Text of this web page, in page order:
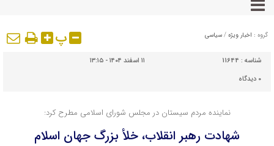
گروه : اخبار ویژه / سیاسی پ
شناسه : 11644
۱۱ اسفند ۱۴۰۴ - ۱۳:۱۵
۰ دیدگاه
نماینده مردم سیستان در مجلس شورای اسلامی مطرح کرد:
شهادت رهبر انقلاب، خلأ بزرگ جهان اسلام